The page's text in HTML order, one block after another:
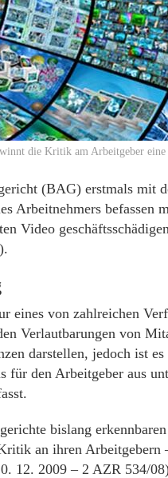
die Kritik am Arbeitgeber
(BAG) erstmals mit
Arbeitnehmers befassen
Video
eines von zahlreichen
Verlautbarungen von
darstellen, jedoch ist
für den Arbeitgeber aus
bislang
an ihren Arbeitgebern
12. 2009 – 2 AZR 534/